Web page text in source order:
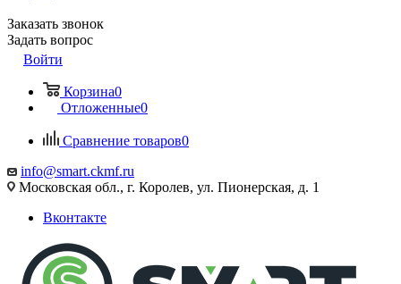
Заказать звонок
Задать вопрос
Войти
Корзина0
Отложенные0
Сравнение товаров0
info@smart.ckmf.ru
Московская обл., г. Королев, ул. Пионерская, д. 1
Вконтакте